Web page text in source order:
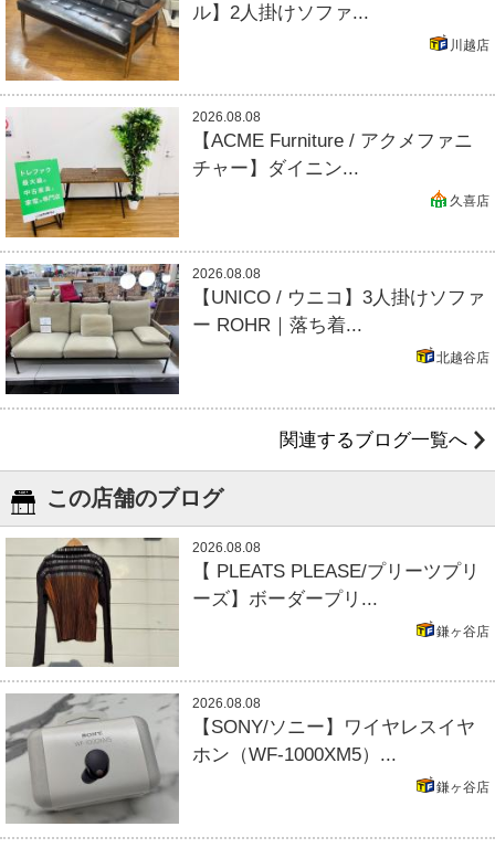
ル】2人掛けソファ...
川越店
2026.08.08
【ACME Furniture / アクメファニ
チャー】ダイニン...
久喜店
2026.08.08
【UNICO / ウニコ】3人掛けソファ
ー ROHR｜落ち着...
北越谷店
関連するブログ一覧へ
この店舗のブログ
2026.08.08
【 PLEATS PLEASE/プリーツプリ
ーズ】ボーダープリ...
鎌ヶ谷店
2026.08.08
【SONY/ソニー】ワイヤレスイヤ
ホン（WF-1000XM5）...
鎌ヶ谷店